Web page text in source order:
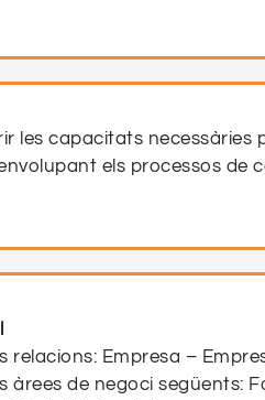
les capacitats
els processos
relacions: Empresa –
àrees de negoci següents: